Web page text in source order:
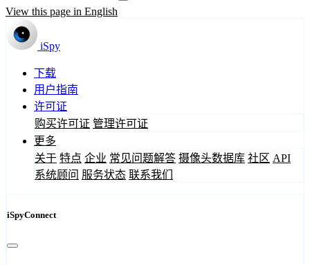
View this page in English
iSpy
下载
用户指南
许可证
购买许可证 管理许可证
更多
关于 特点 企业 常见问题解答 摄像头数据库 社区 API
系统顾问 服务状态 联系我们
iSpyConnect